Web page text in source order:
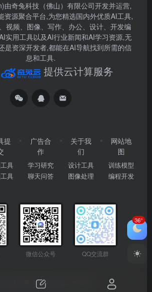
由奇兔科技（佛山）有限公司开发并运营,
资源聚合平台,为您精选国内外优质AI工具,
视频、图像、写作、办公、设计、开发编
实用工具以及AI行业新闻和AI学习资源,无
是资深开发者,都能在AI导航找到所需的信
息和工具.
提供云计算服务
提
具
具
广告合
作
学习研究
聊天问答
关于我
们
设计工具
图像处理
网站地
图
训练模型
编程开发
微信公众号 QQ交流群
粤ICP备2024177666号
36°